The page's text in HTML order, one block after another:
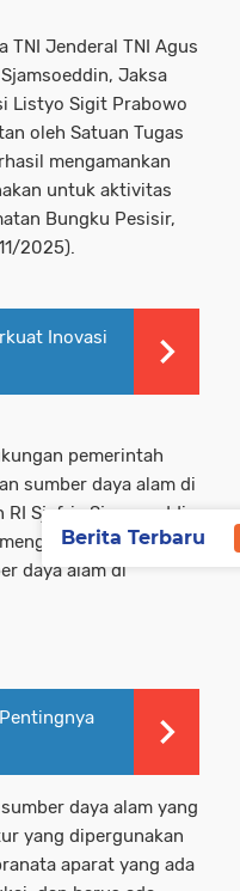
TNI Jenderal TNI Agus
Jaksa
Listyo Sigit Prabowo
oleh Satuan Tugas
mengamankan
untuk aktivitas
Bungku Pesisir,
2025).
Inovasi
pemerintah
sumber daya alam di
Sjafrie Sjamsoeddin
dan
daya alam di
daya alam yang
yang dipergunakan
aparat yang ada
Berita Terbaru